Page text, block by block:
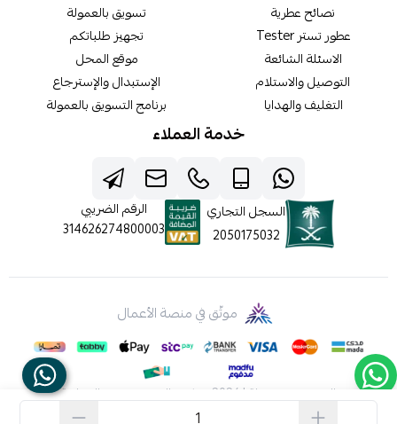
نصائح عطرية
عطور تستر Tester
الاسئلة الشائعة
التوصيل والاستلام
التغليف والهدايا
تسويق بالعمولة
تجهيز طلباتكم
موقع المحل
الإستبدال والإسترجاع
برنامج التسويق بالعمولة
خدمة العملاء
السجل التجاري
2050175032
الرقم الضريبي
314626274800003
موثّق في منصة الأعمال
الحقوق محفوظة | 2026 شركه عالم جيفينشي التجارية